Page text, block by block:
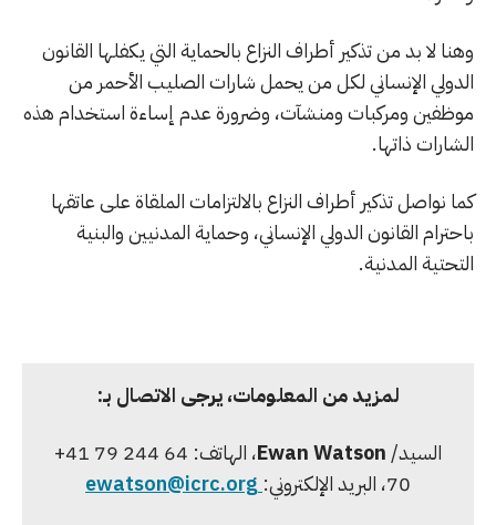
وهنا لا بد من تذكير أطراف النزاع بالحماية التي يكفلها القانون
الدولي الإنساني لكل من يحمل شارات الصليب الأحمر من
موظفين ومركبات ومنشآت، وضرورة عدم إساءة استخدام هذه
الشارات ذاتها.
كما نواصل تذكير أطراف النزاع بالالتزامات الملقاة على عاتقها
باحترام القانون الدولي الإنساني، وحماية المدنيين والبنية
التحتية المدنية.
لمزيد من المعلومات، يرجى الاتصال بـ:
السيد/Ewan Watson
، الهاتف: ‎+41 79 244 64
70، البريد الإلكتروني: